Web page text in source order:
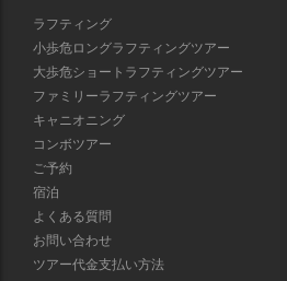
ラフティング
小歩危ロングラフティングツアー
大歩危ショートラフティングツアー
ファミリーラフティングツアー
キャニオニング
コンボツアー
ご予約
宿泊
よくある質問
お問い合わせ
ツアー代金支払い方法